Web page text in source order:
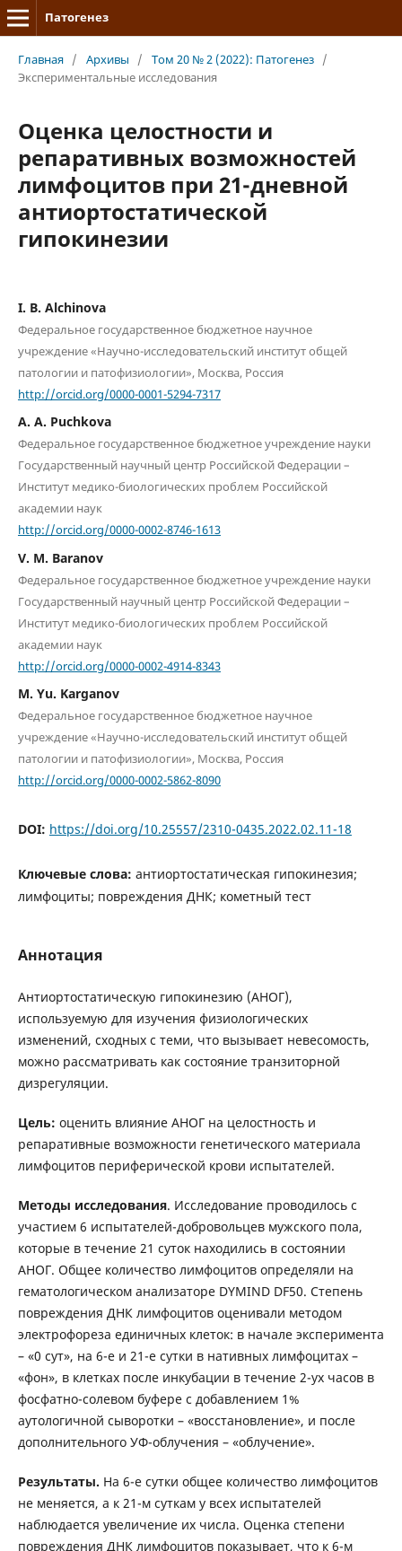
Патогенез
Главная / Архивы / Том 20 № 2 (2022): Патогенез /
Экспериментальные исследования
Оценка целостности и
репаративных возможностей
лимфоцитов при 21-дневной
антиортостатической
гипокинезии
I. B. Alchinova
Федеральное государственное бюджетное научное
учреждение «Научно-исследовательский институт общей
патологии и патофизиологии», Москва, Россия
http://orcid.org/0000-0001-5294-7317
A. A. Puchkova
Федеральное государственное бюджетное учреждение науки
Государственный научный центр Российской Федерации –
Институт медико-биологических проблем Российской
академии наук
http://orcid.org/0000-0002-8746-1613
V. M. Baranov
Федеральное государственное бюджетное учреждение науки
Государственный научный центр Российской Федерации –
Институт медико-биологических проблем Российской
академии наук
http://orcid.org/0000-0002-4914-8343
M. Yu. Karganov
Федеральное государственное бюджетное научное
учреждение «Научно-исследовательский институт общей
патологии и патофизиологии», Москва, Россия
http://orcid.org/0000-0002-5862-8090
DOI: https://doi.org/10.25557/2310-0435.2022.02.11-18
Ключевые слова: антиортостатическая гипокинезия;
лимфоциты; повреждения ДНК; кометный тест
Аннотация
Антиортостатическую гипокинезию (АНОГ),
используемую для изучения физиологических
изменений, сходных с теми, что вызывает невесомость,
можно рассматривать как состояние транзиторной
дизрегуляции.
Цель: оценить влияние АНОГ на целостность и
репаративные возможности генетического материала
лимфоцитов периферической крови испытателей.
Методы исследования. Исследование проводилось с
участием 6 испытателей-добровольцев мужского пола,
которые в течение 21 суток находились в состоянии
АНОГ. Общее количество лимфоцитов определяли на
гематологическом анализаторе DYMIND DF50. Степень
повреждения ДНК лимфоцитов оценивали методом
электрофореза единичных клеток: в начале эксперимента
– «0 сут», на 6-е и 21-е сутки в нативных лимфоцитах –
«фон», в клетках после инкубации в течение 2-ух часов в
фосфатно-солевом буфере с добавлением 1%
аутологичной сыворотки – «восстановление», и после
дополнительного УФ-облучения – «облучение».
Результаты. На 6-е сутки общее количество лимфоцитов
не меняется, а к 21-м суткам у всех испытателей
наблюдается увеличение их числа. Оценка степени
повреждения ДНК лимфоцитов показывает, что к 6-м